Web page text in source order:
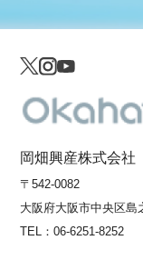
岡畑興産株式会社
〒542-0082
大阪府大阪市中央区島
TEL：06-6251-8252